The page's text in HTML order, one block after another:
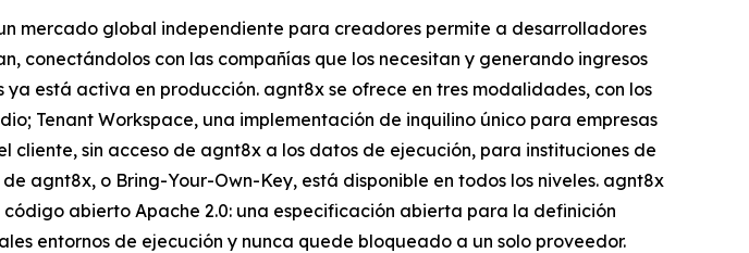
mercado global independiente para creadores permite a desarrolladores
conectándolos con las compañías que los necesitan y generando ingresos
está activa en producción. agnt8x se ofrece en tres modalidades, con los
Tenant Workspace, una implementación de inquilino único para empresas
cliente, sin acceso de agnt8x a los datos de ejecución, para instituciones de
agnt8x, o Bring-Your-Own-Key, está disponible en todos los niveles. agnt8x
abierto Apache 2.0: una especificación abierta para la definición
entornos de ejecución y nunca quede bloqueado a un solo proveedor.